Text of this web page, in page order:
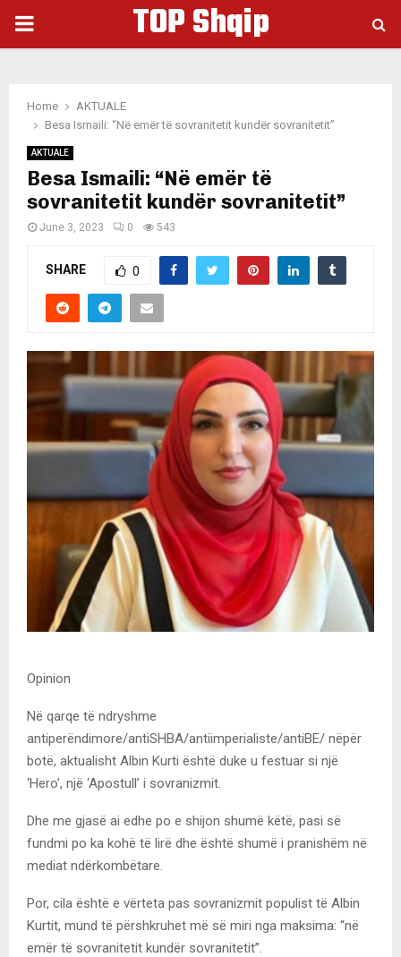
PRIMARY
TOP Shqip
Home
AKTUALE
Besa Ismaili: “Në emër të sovranitetit kundër sovranitetit”
AKTUALE
Besa Ismaili: “Në emër të
sovranitetit kundër sovranitetit”
June 3, 2023 0 543
SHARE 0
Opinion
Në qarqe të ndryshme
antiperëndimore/antiSHBA/antiimperialiste/antiBE/ nëpër
botë, aktualisht Albin Kurti është duke u festuar si një
‘Hero’, një ‘Apostull’ i sovranizmit.
Dhe me gjasë ai edhe po e shijon shumë këtë, pasi së
fundmi po ka kohë të lirë dhe është shumë i pranishëm në
mediat ndërkombëtare.
Por, cila është e vërteta pas sovranizmit populist të Albin
Kurtit, mund të përshkruhet më së miri nga maksima: “në
emër të sovranitetit kundër sovranitetit”.